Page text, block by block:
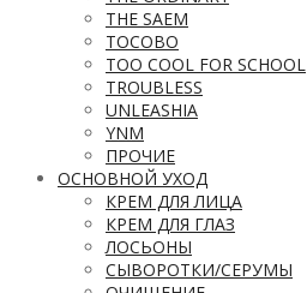
THE SAEM
TOCOBO
TOO COOL FOR SCHOOL
TROUBLESS
UNLEASHIA
YNM
ПРОЧИЕ
ОСНОВНОЙ УХОД
КРЕМ ДЛЯ ЛИЦА
КРЕМ ДЛЯ ГЛАЗ
ЛОСЬОНЫ
СЫВОРОТКИ/СЕРУМЫ